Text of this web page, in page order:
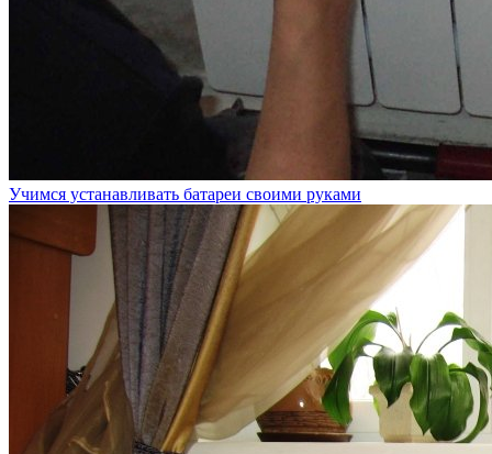
Учимся устанавливать батареи своими руками